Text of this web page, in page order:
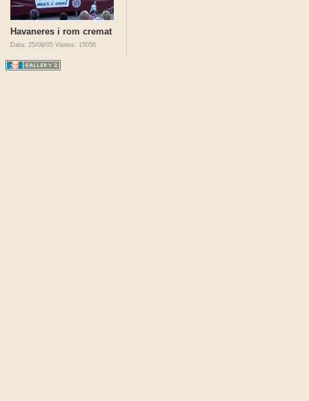
Havaneres i rom cremat
Data: 25/09/05 Visites: 15056